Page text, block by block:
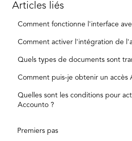
Articles liés
Comment fonctionne l'interface
Comment activer l'intégration de
Quels types de documents sont
Comment puis-je obtenir un accès
Quelles sont les conditions pour
Accounto ?
Premiers pas